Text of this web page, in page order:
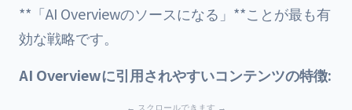
**「AI Overviewのソースになる」**ことが最も有
効な戦略です。
AI Overviewに引用されやすいコンテンツの特徴: